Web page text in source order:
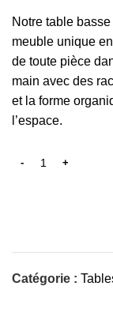
Notre table
meuble unique
de toute pièce
main avec des
et la forme
l’espace.
Catégorie :